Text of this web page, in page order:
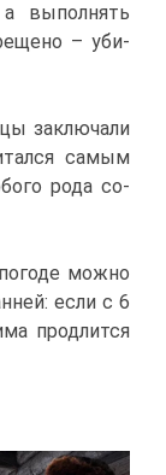
вы­пол­нять
– уби­
за­клю­ча­ли
са­мым
ро­да со­
мож­но
ес­ли с 6
про­длит­ся